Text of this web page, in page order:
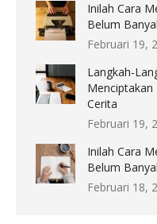
Inilah Cara
Belum
Februari 19,
Langkah-
Cerita
Februari 19,
Inilah Cara
Belum
Februari 18,